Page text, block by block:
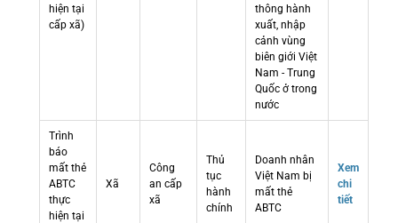
hiện tại
cấp xã)
thông hành
xuất, nhập
cảnh vùng
biên giới Việt
Nam - Trung
Quốc ở trong
nước
Trình
báo
mất thẻ
ABTC
thực
hiện tại
Xã
Công
an cấp
xã
Thủ
tục
hành
chính
Doanh nhân
Việt Nam bị
mất thẻ
ABTC
Xem
chi
tiết